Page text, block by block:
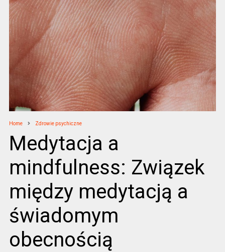
Home Zdrowie psychiczne
Medytacja a
mindfulness: Związek
między medytacją a
świadomym
obecnością